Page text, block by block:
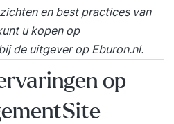
en best practices van
u kopen op
de uitgever op Eburon.nl.
op